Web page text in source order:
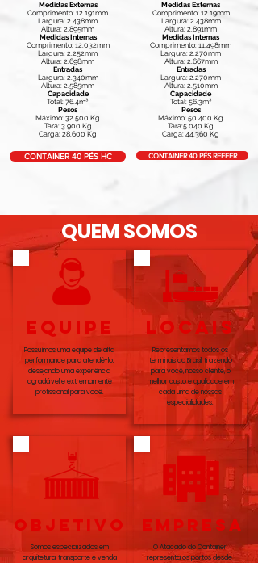
Medidas Externas
Comprimento: 12.191mm
Largura: 2.438mm
Altura: 2.895mm
Medidas Internas
Comprimento: 12.032mm
Largura: 2.252mm
Altura: 2.698mm
Entradas
Largura: 2.340mm
Altura: 2.585mm
Capacidade
Total: 76.4m³
Pesos
Máximo: 32.500 Kg
Tara: 3.900 Kg
Carga: 28.600 Kg
Medidas Externas
Comprimento: 12.19mm
Largura: 2.438mm
Altura: 2.891mm
Medidas Internas
Comprimento: 11.498mm
Largura: 2.270mm
Altura: 2.667mm
Entradas
Largura: 2.270mm
Altura: 2.510mm
Capacidade
Total: 56.3m³
Pesos
Máximo: 50.400 Kg
Tara:5.040 Kg
Carga: 44.360 Kg
CONTAINER 40 PÉS HC CONTAINER 40 PÉS REFFER
QUEM SOMOS
equipe
Possuímos uma equipe de alta
performance para atendê-lo,
desejando uma experiência
agradável e extremamente
profissional para você.
LOCAIS
Representamos todos os
terminais do Brasil, trazendo
para você, nosso cliente, o
melhor custo e qualidade em
cada uma de nossas
especialidades.
OBJETIVO
Somos especializados em
arquitetura, transporte e venda
EMPRESA
O Atacado do Container
representa os portos desde